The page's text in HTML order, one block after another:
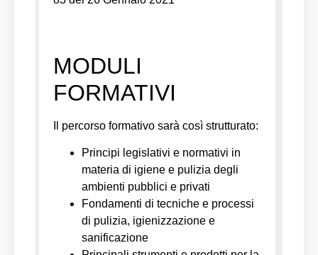
MODULI
FORMATIVI
Il percorso formativo sarà così strutturato:
Principi legislativi e normativi in
materia di igiene e pulizia degli
ambienti pubblici e privati
Fondamenti di tecniche e processi
di pulizia, igienizzazione e
sanificazione